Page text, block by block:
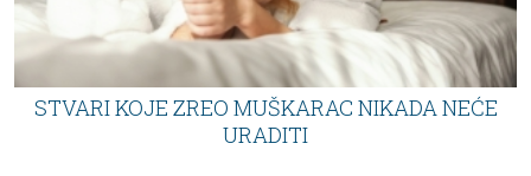
STVARI KOJE ZREO MUŠKARAC NIKADA NEĆE
URADITI